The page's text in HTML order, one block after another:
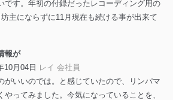
り扱う従業者を明確化し、 個人データへ
アクセスを防止しています。
識別と認証
準装備されているユーザー制御機能（ユ
カウント制御）により、個人情報データ
取り扱う情報システムを使用する従業
・認証しています。
です。年初の付録だったレコーディング用の
主にならずに11月現在も続ける事が出来て
報が
10月04日 レイ 会社員
がいいのでは。と感じていたので、リンパマ
やってみました。今気になっていることを、